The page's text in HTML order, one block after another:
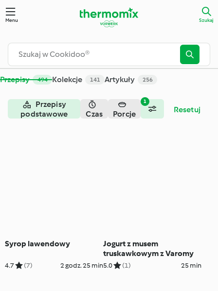
Menu Szukaj
Przepisy 494 Kolekcje 141 Artykuły 256
1
Przepisy
podstawowe
Czas Porcje Resetuj
Syrop lawendowy
4.7 (7) 2 godz. 25 min
Jogurt z musem
truskawkowym z Varomy
5.0 (1) 25 min
Szukaj - Cookidoo® – oficjalna platforma z przepisami na